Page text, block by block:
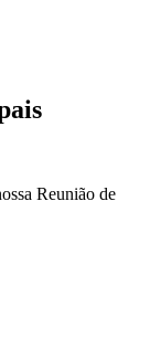
Reunião de